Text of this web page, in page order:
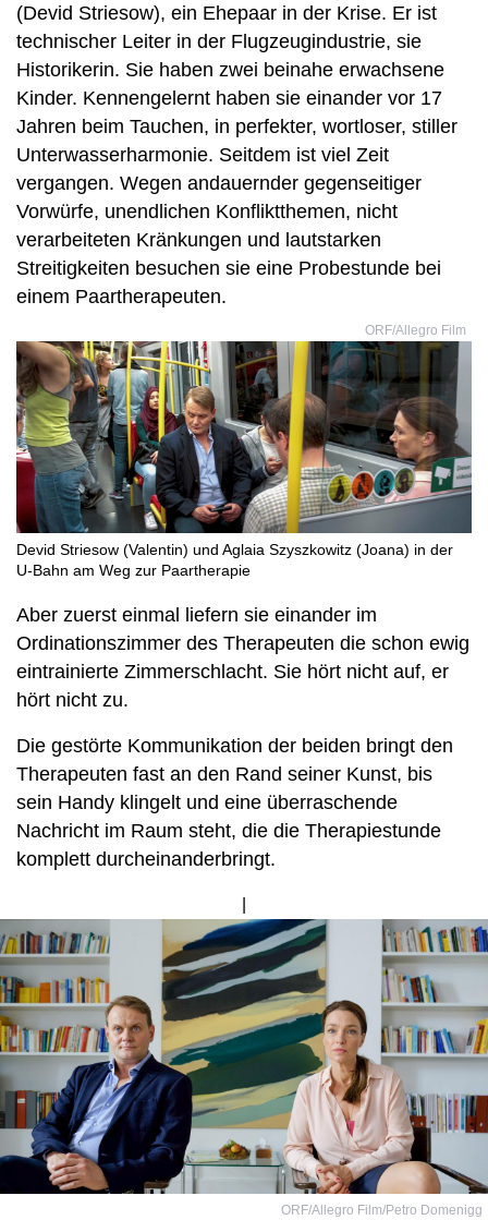
(Devid Striesow), ein Ehepaar in der Krise. Er ist
technischer Leiter in der Flugzeugindustrie, sie
Historikerin. Sie haben zwei beinahe erwachsene
Kinder. Kennengelernt haben sie einander vor 17
Jahren beim Tauchen, in perfekter, wortloser, stiller
Unterwasserharmonie. Seitdem ist viel Zeit
vergangen. Wegen andauernder gegenseitiger
Vorwürfe, unendlichen Konfliktthemen, nicht
verarbeiteten Kränkungen und lautstarken
Streitigkeiten besuchen sie eine Probestunde bei
einem Paartherapeuten.
ORF/Allegro Film
Devid Striesow (Valentin) und Aglaia Szyszkowitz (Joana) in der
U-Bahn am Weg zur Paartherapie
Aber zuerst einmal liefern sie einander im
Ordinationszimmer des Therapeuten die schon ewig
eintrainierte Zimmerschlacht. Sie hört nicht auf, er
hört nicht zu.
Die gestörte Kommunikation der beiden bringt den
Therapeuten fast an den Rand seiner Kunst, bis
sein Handy klingelt und eine überraschende
Nachricht im Raum steht, die die Therapiestunde
komplett durcheinanderbringt.
Bild
ORF/Allegro Film/Petro Domenigg